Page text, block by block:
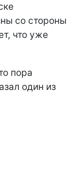
со стороны
что уже
пора
один из